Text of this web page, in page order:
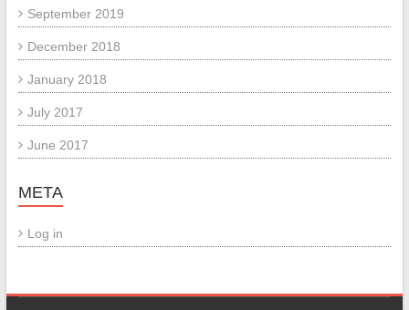
September 2019
December 2018
January 2018
July 2017
June 2017
META
Log in